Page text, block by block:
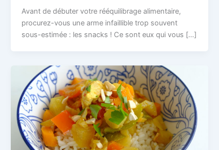
Avant de débuter votre rééquilibrage alimentaire,
procurez-vous une arme infaillible trop souvent
sous-estimée : les snacks ! Ce sont eux qui vous […]